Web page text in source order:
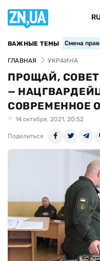
RU
ВАЖНЫЕ ТЕМЫ Смена
ГЛАВНАЯ УКРАИНА
ПРОЩАЙ,
—
СОВРЕМЕННОЕ
14 октября, 2021, 20:52
Поделиться